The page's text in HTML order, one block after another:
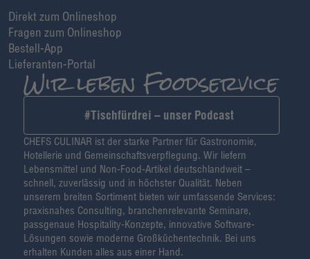
Direkt zum Onlineshop
Fragen zum Onlineshop
Bestell-App
Lieferanten-Portal
#Tischfürdrei – unser Podcast
CHEFS CULINAR ist der starke Partner für Gastronomie,
Hotellerie und Gemeinschaftsverpflegung. Wir liefern
Lebensmittel und Non-Food-Artikel deutschlandweit –
schnell, zuverlässig und in höchster Qualität. Neben
unserem breiten Sortiment bieten wir umfassende Services:
praxisnahes Consulting, branchenrelevante Seminare,
passgenaue Hospitality-Konzepte, innovative Software-
Lösungen sowie moderne Großküchentechnik. Bei uns
erhalten Kunden alles aus einer Hand.